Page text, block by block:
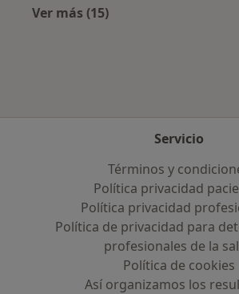
Ver más (15)
Servicio
Términos y
Política privacidad
Política privacidad
Política de privacidad para
profesionales de la
Política de cookies
Así organizamos los